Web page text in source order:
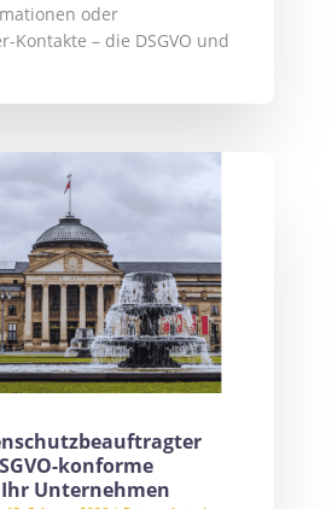
oder
Kontakte – die DSGVO und
konforme
Unternehmen